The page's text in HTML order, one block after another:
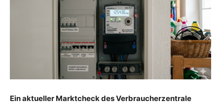
Ein aktueller Marktcheck des Verbraucherzentrale